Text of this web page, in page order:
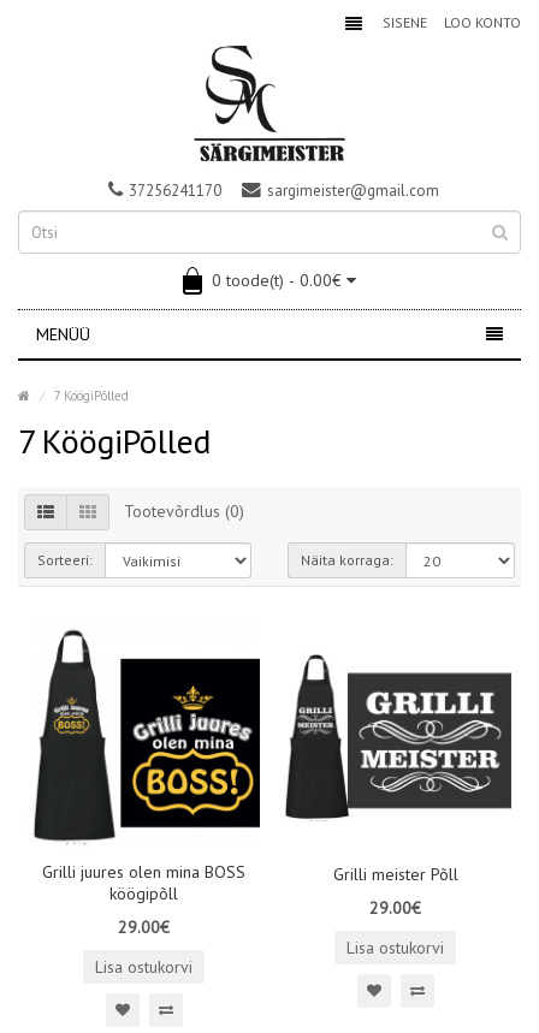
SISENE LOO KONTO
37256241170 sargimeister@gmail.com
0 toode(t) - 0.00€
MENÜÜ
7 KöögiPõlled
7 KöögiPõlled
Tootevõrdlus (0)
Sorteeri: Näita korraga:
Grilli juures olen mina BOSS
köögipõll
29.00€
Lisa ostukorvi
Grilli meister Põll
29.00€
Lisa ostukorvi